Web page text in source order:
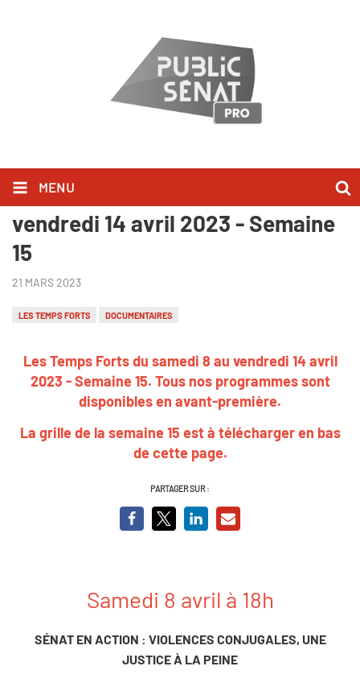
MENU
Les Temps Forts du samedi 8 au
vendredi 14 avril 2023 - Semaine
15
21 MARS 2023
LES TEMPS FORTS DOCUMENTAIRES
Les Temps Forts du samedi 8 au vendredi 14 avril
2023 - Semaine 15. Tous nos programmes sont
disponibles en avant-première.
La grille de la semaine 15 est à télécharger en bas
de cette page.
PARTAGER SUR :
Samedi 8 avril à 18h
SÉNAT EN ACTION : VIOLENCES CONJUGALES, UNE
JUSTICE À LA PEINE